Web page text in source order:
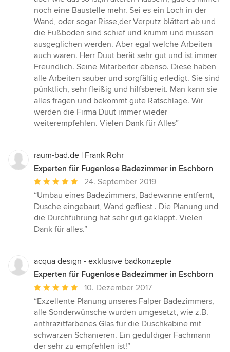
von
5
Sternen
noch eine Baustelle mehr. Sei es ein Loch in der
Wand, oder sogar Risse,der Verputz blättert ab und
die Fußböden sind schief und krumm und müssen
ausgeglichen werden. Aber egal welche Arbeiten
auch waren. Herr Duut berät sehr gut und ist immer
Freundlich. Seine Mitarbeiter ebenso. Diese haben
alle Arbeiten sauber und sorgfältig erledigt. Sie sind
pünktlich, sehr fleißig und hilfsbereit. Man kann sie
alles fragen und bekommt gute Ratschläge. Wir
werden die Firma Duut immer wieder
weiterempfehlen. Vielen Dank für Alles”
raum-bad.de | Frank Rohr
Experten für Fugenlose Badezimmer in Eschborn
Durchschnittliche
Bewertung:
5
von
5
24. September 2019
“Umbau eines Badezimmers, Badewanne entfernt,
Dusche eingebaut, Wand gefliest . Die Planung und
die Durchführung hat sehr gut geklappt. Vielen
Dank für alles.”
acqua design - exklusive badkonzepte
Experten für Fugenlose Badezimmer in Eschborn
Durchschnittliche
Bewertung:
5
von
5
Sternen
10. Dezember 2017
“Exzellente Planung unseres Falper Badezimmers,
alle Sonderwünsche wurden umgesetzt, wie z.B.
anthrazitfarbenes Glas für die Duschkabine mit
schwarzen Schanieren. Ein geduldiger Fachmann
der sehr zu empfehlen ist!”